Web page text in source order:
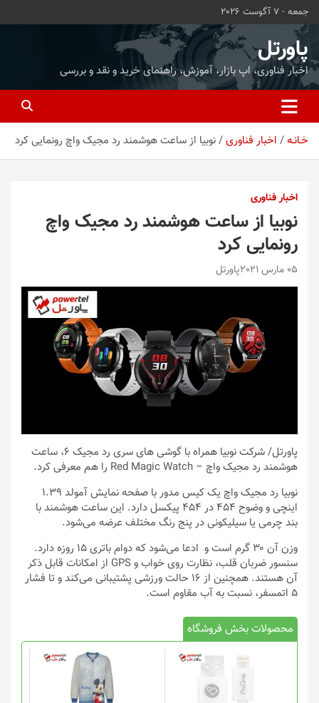
محتوا
بروید
جمعه - 7 آگوست 2026
پاورتل
اخبار فناوری، اپ بازار، آموزش، راهنمای خرید و نقد و بررسی
خـانـه اخبار فناوری نوبیا از ساعت هوشمند رد مجیک واچ رونمایی کرد
اخبار فناوری
نوبیا از ساعت هوشمند رد مجیک واچ
رونمایی کرد
05 مارس 2021 پاورتل
پاورتل
/ شرکت نوبیا همراه با گوشی های سری رد مجیک ۶، ساعت
هوشمند رد مجیک واچ – Red Magic Watch را هم معرفی کرد.
نوبیا رد مجیک واچ یک کیس مدور با صفحه نمایش آمولد ۱.۳۹
اینچی و وضوح ۴۵۴ در ۴۵۴ پیکسل دارد. این ساعت هوشمند با
بند چرمی یا سیلیکونی در پنج رنگ مختلف عرضه می‌شود.
وزن آن ۳۰ گرم است و ادعا می‌شود که دوام باتری ۱۵ روزه دارد.
سنسور ضربان قلب، نظارت روی خواب و GPS از امکانات قابل ذکر
آن هستند. همچنین از ۱۶ حالت ورزشی پشتیبانی می‌کند و تا فشار
۵ اتمسفر، نسبت به آب مقاوم است.
محصولات بخش فروشگاه